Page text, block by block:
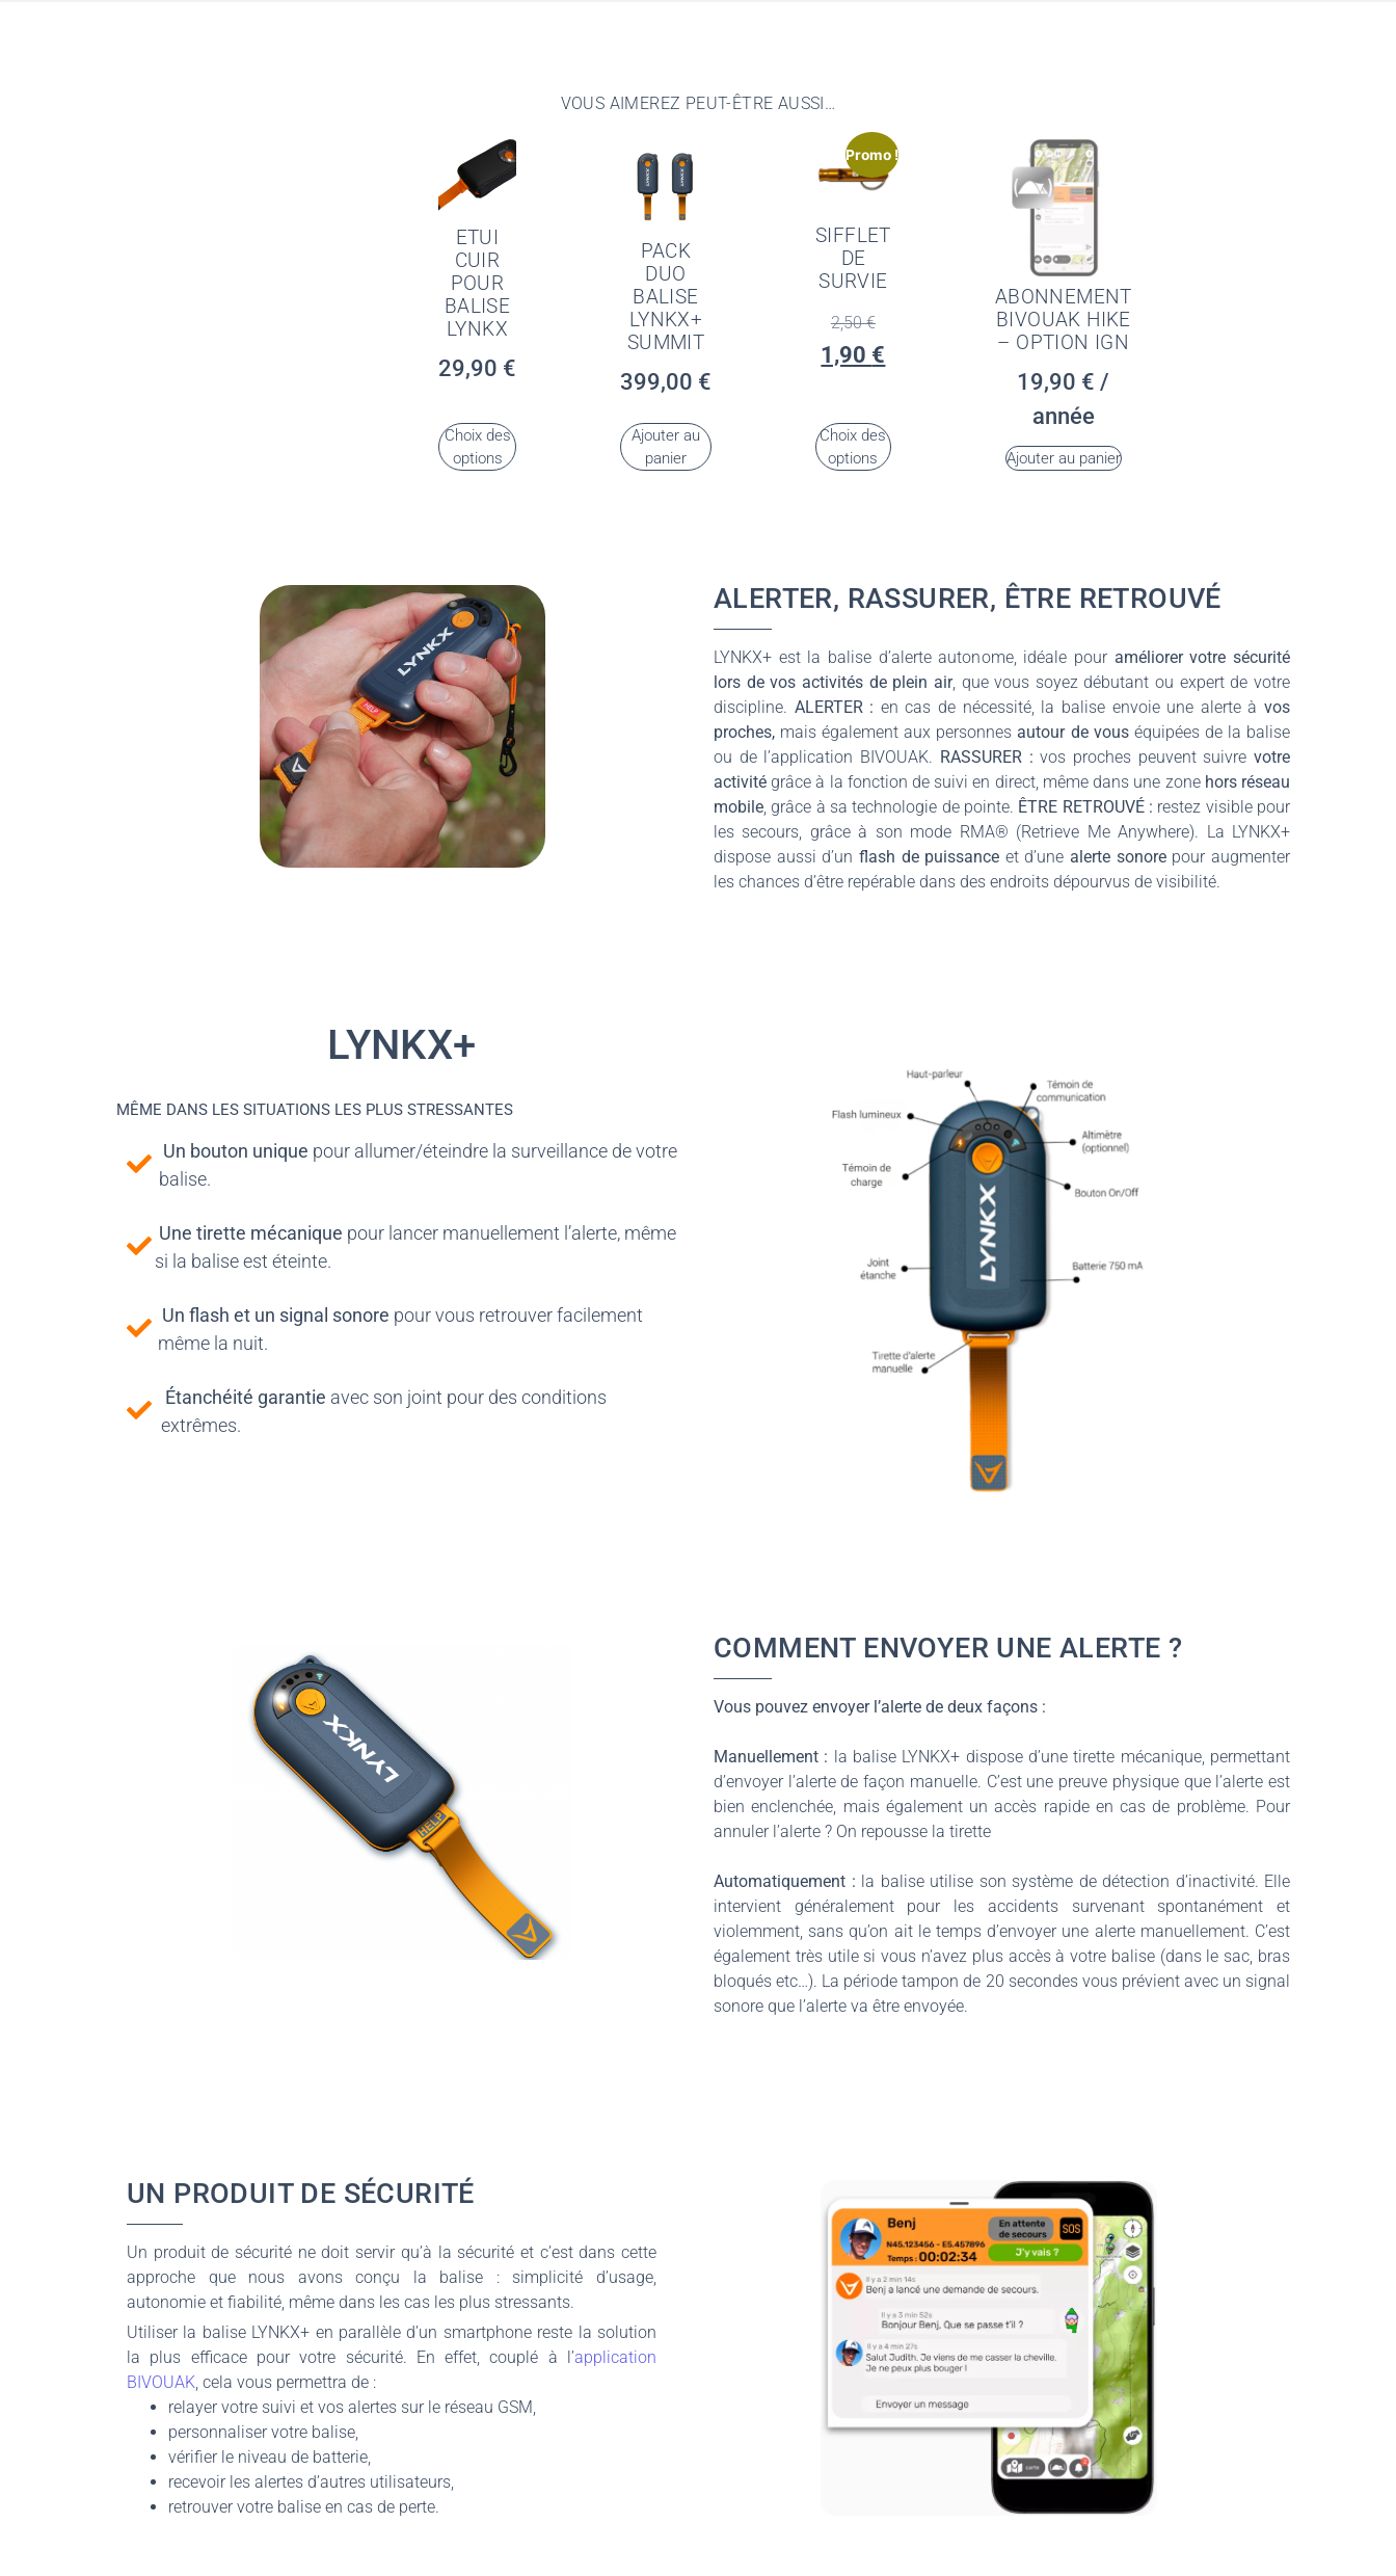
VOUS AIMEREZ PEUT-ÊTRE AUSSI…
ETUI
CUIR
POUR
BALISE
LYNKX
29,90 €
Choix des
options
PACK
DUO
BALISE
LYNKX+
SUMMIT
399,00 €
Ajouter au
panier
Promo !
SIFFLET
DE
SURVIE
2,50€
1,90 €
Choix des
options
ABONNEMENT
BIVOUAK HIKE
– OPTION IGN
19,90 € /
année
Ajouter au panier
ALERTER, RASSURER, ÊTRE RETROUVÉ
LYNKX+ est la balise d’alerte autonome, idéale pour améliorer votre sécurité
lors de vos activités de plein air, que vous soyez débutant ou expert de votre
discipline. ALERTER : en cas de nécessité, la balise envoie une alerte àvos
proches, mais également aux personnes autour de vouséquipées de la balise
ou de l’application BIVOUAK. RASSURER : vos proches peuvent suivrevotre
activité grâce à la fonction de suivi en direct, même dans une zone hors réseau
mobile , grâce à sa technologie de pointe. ÊTRE RETROUVÉ : restez visible pour
les secours, grâce à son mode RMA® (Retrieve Me Anywhere). La LYNKX+
dispose aussi d’un flash de puissance et d’une alerte sonorepour augmenter
les chances d’être repérable dans des endroits dépourvus de visibilité.
LYNKX+
MÊME DANS LES SITUATIONS LES PLUS STRESSANTES
Un bouton unique pour allumer/éteindre la surveillance de votre
balise.
Une tirette mécanique pour lancer manuellement l’alerte, même
si la balise est éteinte.
Un flash et un signal sonore pour vous retrouver facilement
même la nuit.
Étanchéité garantie avec son joint pour des conditions
extrêmes.
COMMENT ENVOYER UNE ALERTE ?
Vous pouvez envoyer l’alerte de deux façons :
Manuellement : la balise LYNKX+ dispose d’une tirette mécanique, permettant
d’envoyer l’alerte de façon manuelle. C’est une preuve physique que l’alerte est
bien enclenchée, mais également un accès rapide en cas de problème. Pour
annuler l’alerte ? On repousse la tirette
Automatiquement : la balise utilise son système de détection d’inactivité. Elle
intervient généralement pour les accidents survenant spontanément et
violemment, sans qu’on ait le temps d’envoyer une alerte manuellement. C’est
également très utile si vous n’avez plus accès à votre balise (dans le sac, bras
bloqués etc…). La période tampon de 20 secondes vous prévient avec un signal
sonore que l’alerte va être envoyée.
UN PRODUIT DE SÉCURITÉ
Un produit de sécurité ne doit servir qu’à la sécurité et c’est dans cette
approche que nous avons conçu la balise : simplicité d’usage,
autonomie et fiabilité, même dans les cas les plus stressants.
Utiliser la balise LYNKX+ en parallèle d’un smartphone reste la solution
la plus efficace pour votre sécurité. En effet, couplé à l’application
BIVOUAK , cela vous permettra de :
relayer votre suivi et vos alertes sur le réseau GSM,
personnaliser votre balise,
vérifier le niveau de batterie,
recevoir les alertes d’autres utilisateurs,
retrouver votre balise en cas de perte.